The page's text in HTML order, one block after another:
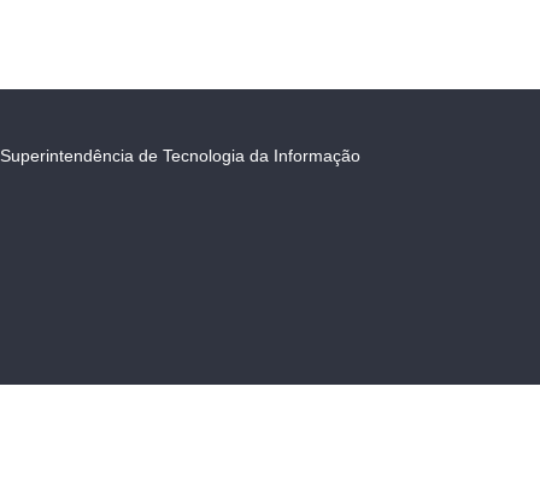
Superintendência de Tecnologia da Informação